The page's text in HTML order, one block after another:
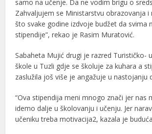
samo na učenje. Da ne vodim brigu o
Zahvaljujem se Ministarstvu obrazovanja i
što svake godine izdvoje budžet da svima
stipendije”, rekao je Rasim Muratović.
Sabaheta Mujić drugi je razred Turističko-
škole u Tuzli gdje se školuje za kuhara a
zaslužila još više je angažuje u nastojanju
“Ova stipendija meni mnogo znači jer nas
idemo dalje u školovanju i učenju. Jer
učeniku treba motivacija2, kazala je